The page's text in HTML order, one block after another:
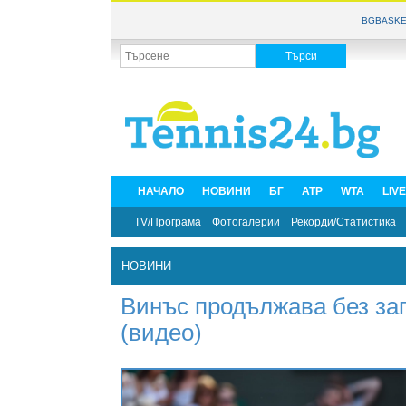
НАЧАЛО НОВИНИ БГ ATP WTA
TV/Програма Фотогалерии Рекорди/Статистика
НОВИНИ
Винъс продължава без
(видео)